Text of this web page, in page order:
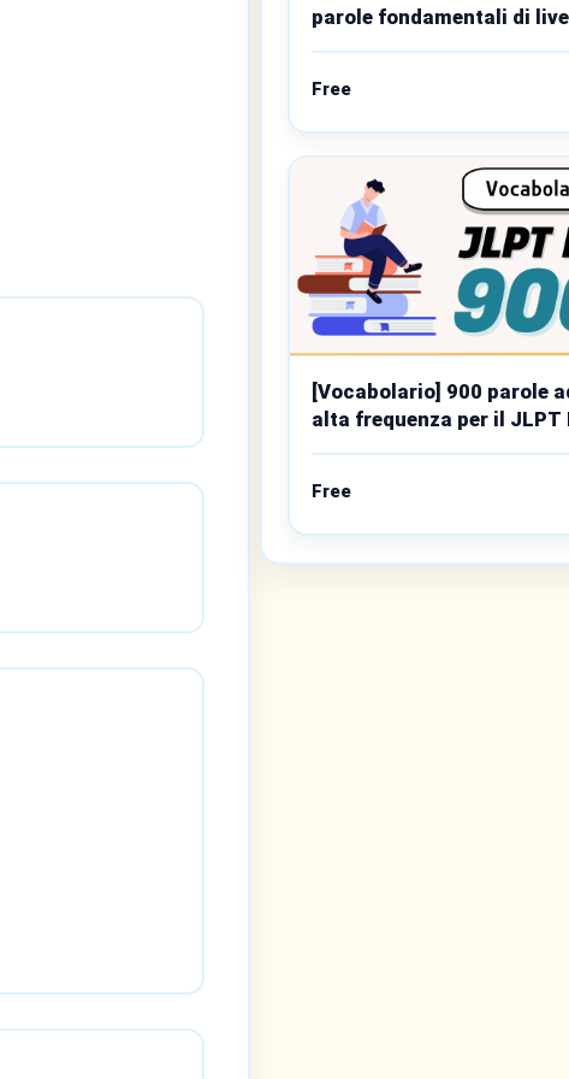
parole fondamentali di
base
Free
[Vocabolario] 900 parole
alta frequenza per il JLPT
Free